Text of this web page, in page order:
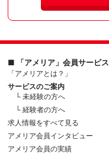
■ 「アメリア」会員サービス
「アメリアとは？」
サービスのご案内
└ 未経験の方へ
└ 経験者の方へ
求人情報をすべて見る
アメリア会員インタビュー
アメリア会員の実績